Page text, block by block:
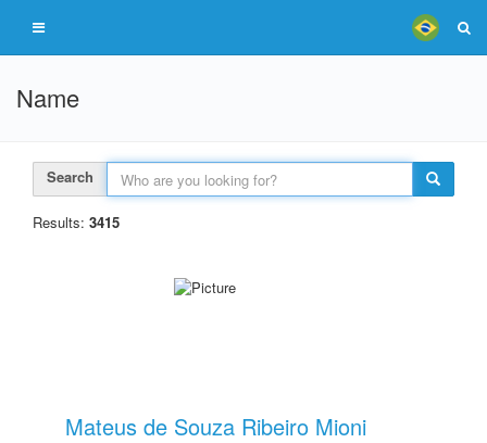
Name
Search
Results: 3415
Mateus de Souza Ribeiro Mioni